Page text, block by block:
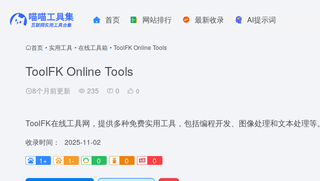
首页 网站排行 最新收录 AI提示词
首页 • 实用工具 • 在线工具箱 • ToolFK Online Tools
ToolFK Online Tools
8个月前更新 235 0 0
ToolFK在线工具网，提供多种免费实用工具，包括编程开发、图像处理和文本处理等。
收录时间：
2025-11-02
1+
1- 0 0 0